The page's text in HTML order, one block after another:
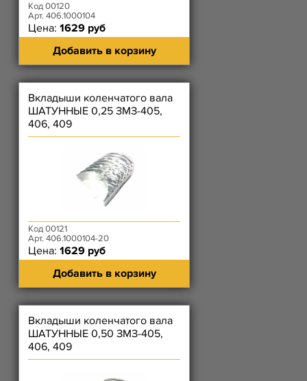
Код 00120
Арт. 406.1000104
Цена: 1629 руб
Добавить в корзину
Вкладыши коленчатого вала
ШАТУННЫЕ 0,25 ЗМЗ-405,
406, 409
Код 00121
Арт. 406.1000104-20
Цена: 1629 руб
Добавить в корзину
Вкладыши коленчатого вала
ШАТУННЫЕ 0,50 ЗМЗ-405,
406, 409